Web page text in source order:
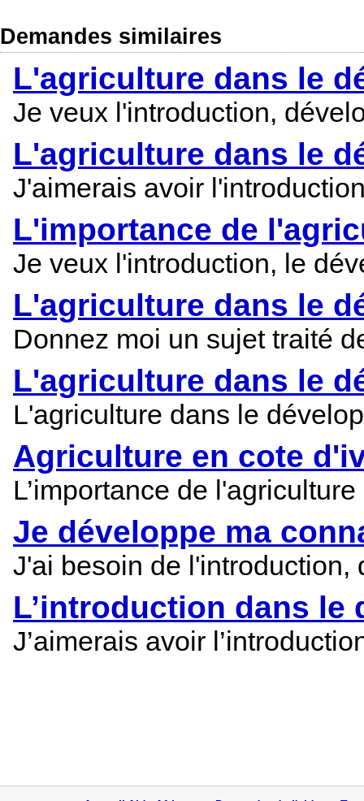
Demandes similaires
L'agriculture dans le
Je veux l'introduction,
L'agriculture dans le
J'aimerais avoir
L'importance de
Je veux l'introduction, le
L'agriculture dans le
Donnez moi un sujet traité
L'agriculture dans le
L'agriculture dans le
Agriculture en cote
L’importance de
Je développe ma
J'ai besoin de
L’introduction dans le
J’aimerais avoir